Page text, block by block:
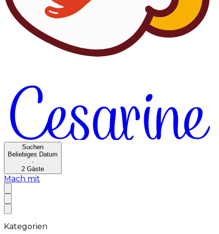
Suchen
Beliebiges Datum
·
2 Gäste
Mach mit
Kategorien